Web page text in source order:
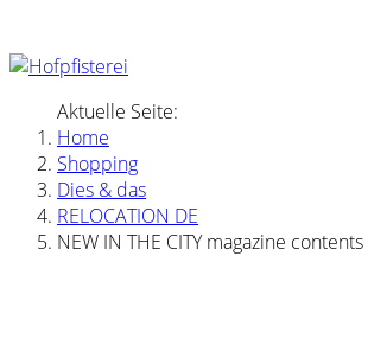
Aktuelle Seite:
Home
Shopping
Dies & das
RELOCATION DE
NEW IN THE CITY magazine contents